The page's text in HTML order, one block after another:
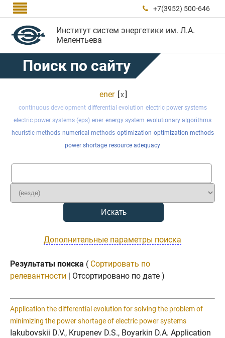
  +7(3952) 500-646
Институт систем энергетики им. Л.А.
Мелентьева
Поиск по сайту
ener [x]
continuous development differential evolution electric power systems
electric power systems (eps) ener energy system evolutionary algorithms
heuristic methods numerical methods optimization optimization methods
power shortage resource adequacy
Дополнительные параметры поиска
Результаты поиска ( Сортировать по
релевантности | Отсортировано по дате )
Application the differential evolution for solving the problem of
minimizing the power shortage of electric power systems
Iakubovskii D.V., Krupenev D.S., Boyarkin D.A. Application